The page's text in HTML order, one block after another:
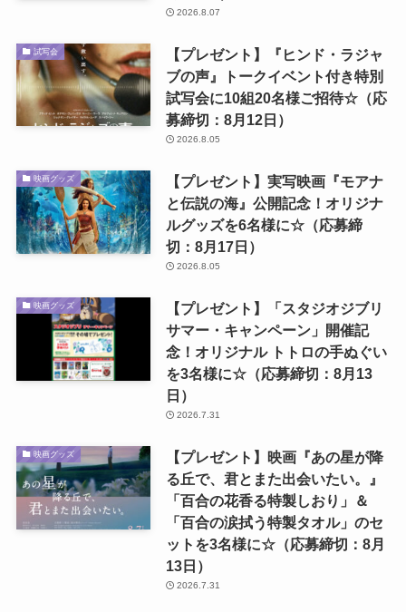
2026.8.07
試写会
【プレゼント】『ヒンド・ラジャ
ブの声』トークイベント付き特別
試写会に10組20名様ご招待☆（応
募締切：8月12日）
2026.8.05
映画グッズ
【プレゼント】実写映画『モアナ
と伝説の海』公開記念！オリジナ
ルグッズを6名様に☆（応募締
切：8月17日）
2026.8.05
映画グッズ
【プレゼント】「スタジオジブリ
サマー・キャンペーン」開催記
念！オリジナル トトロの手ぬぐい
を3名様に☆（応募締切：8月13
日）
2026.7.31
映画グッズ
【プレゼント】映画『あの星が降
る丘で、君とまた出会いたい。』
「百合の花香る特製しおり」＆
「百合の涙拭う特製タオル」のセ
ットを3名様に☆（応募締切：8月
13日）
2026.7.31